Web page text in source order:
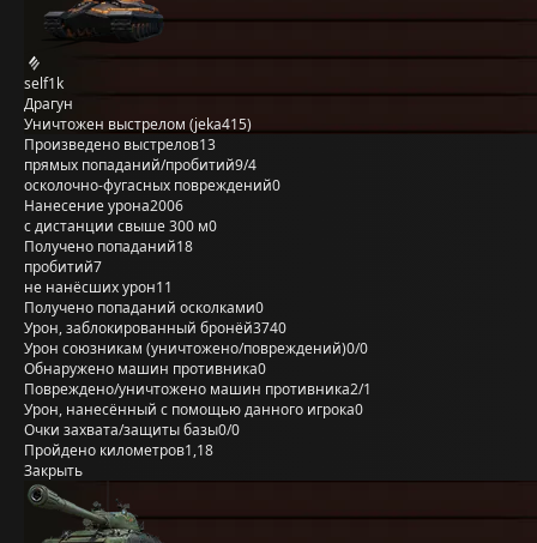
self1k
Драгун
Уничтожен выстрелом (jeka415)
Произведено выстрелов13
прямых попаданий/пробитий9/4
осколочно-фугасных повреждений0
Нанесение урона2006
с дистанции свыше 300 м0
Получено попаданий18
пробитий7
не нанёсших урон11
Получено попаданий осколками0
Урон, заблокированный бронёй3740
Урон союзникам (уничтожено/повреждений)0/0
Обнаружено машин противника0
Повреждено/уничтожено машин противника2/1
Урон, нанесённый с помощью данного игрока0
Очки захвата/защиты базы0/0
Пройдено километров1,18
Закрыть